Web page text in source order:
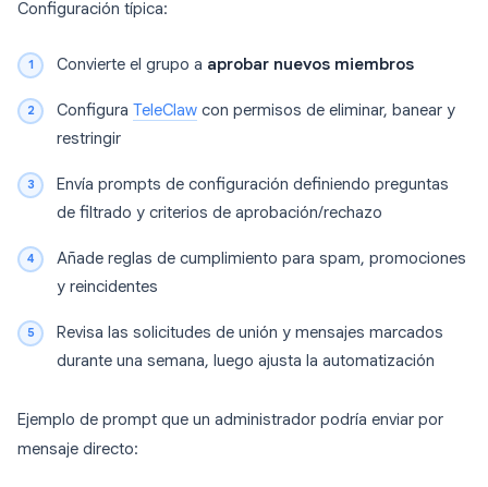
Configuración típica:
Convierte el grupo a aprobar nuevos miembros
Configura TeleClaw con permisos de eliminar, banear y
restringir
Envía prompts de configuración definiendo preguntas
de filtrado y criterios de aprobación/rechazo
Añade reglas de cumplimiento para spam, promociones
y reincidentes
Revisa las solicitudes de unión y mensajes marcados
durante una semana, luego ajusta la automatización
Ejemplo de prompt que un administrador podría enviar por
mensaje directo: